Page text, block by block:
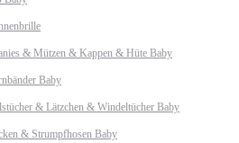
& Mützen & Kappen & Hüte Baby
Baby
& Lätzchen & Windeltücher Baby
& Strumpfhosen Baby